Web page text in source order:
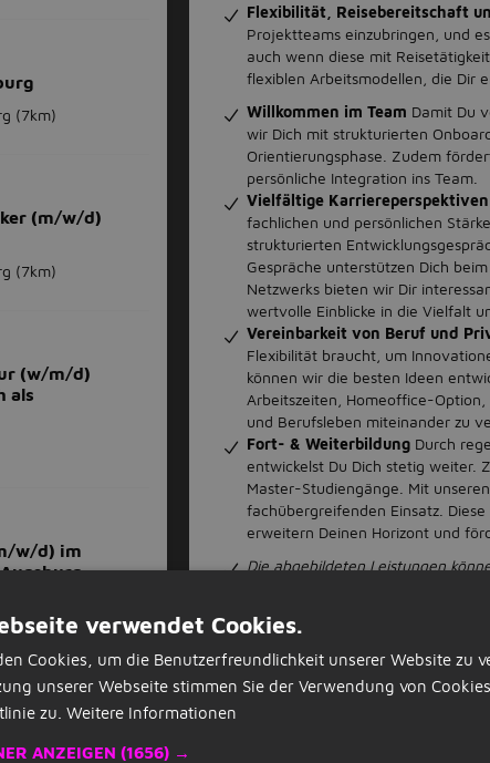
(7km)
(m/w/d)
(7km)
(w/m/d)
als
w/d) im
(m/w/d)
Flexibilität, Reisebereitschaft
Projektteams einzubringen, und
auch wenn diese mit
flexiblen Arbeitsmodellen, die Dir
Willkommen im Team Damit Du
wir Dich mit strukturierten
Orientierungsphase. Zudem
persönliche Integration ins Team.
Vielfältige Karriereperspektiven
fachlichen und persönlichen
strukturierten
Gespräche unterstützen Dich
Netzwerks bieten wir Dir
wertvolle Einblicke in die Vielfalt
Vereinbarkeit von Beruf und
Flexibilität braucht, um
können wir die besten Ideen
Arbeitszeiten, Homeoffice-
und Berufsleben miteinander zu
Fort- & Weiterbildung Durch
entwickelst Du Dich stetig weiter.
Master-Studiengänge. Mit
fachübergreifenden Einsatz.
erweitern Deinen Horizont und
Die abgebildeten Leistungen
Bewirb
verwendet Cookies.
Cookies, um die Benutzerfreundlichkeit unserer Website zu
unserer Webseite stimmen Sie der Verwendung von
zu. Weitere Informationen
ANZEIGEN (1656) →